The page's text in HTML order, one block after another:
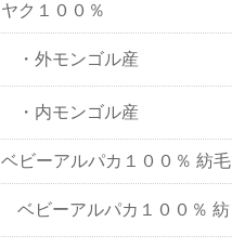
ヤク１００％
・外モンゴル産
・内モンゴル産
ベビーアルパカ１００％ 紡毛
ベビーアルパカ１００％ 紡